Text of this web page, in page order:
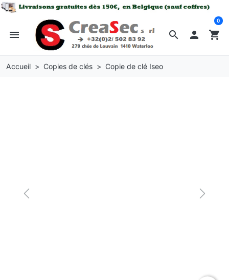
search
menu  shopping_cart
0
Accueil Copies de clés Copie de clé Iseo
Previous Next